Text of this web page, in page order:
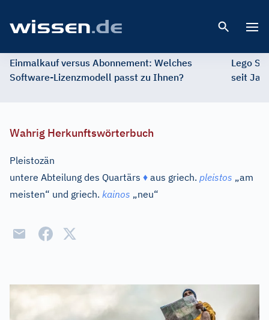
Einmalkauf versus Abonnement: Welches
Software-Lizenzmodell passt zu Ihnen?
Lego
seit
Wahrig Herkunftswörterbuch
Pleistozän
untere Abteilung des Quartärs ♦ aus griech. pleistos „am
meisten“ und griech. kainos „neu“